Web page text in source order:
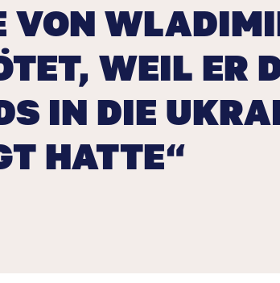
VON
WEIL ER
IN DIE
HATTE“